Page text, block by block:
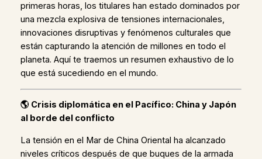
primeras horas, los titulares han estado dominados por
una mezcla explosiva de tensiones internacionales,
innovaciones disruptivas y fenómenos culturales que
están capturando la atención de millones en todo el
planeta. Aquí te traemos un resumen exhaustivo de lo
que está sucediendo en el mundo.
🌎 Crisis diplomática en el Pacífico: China y Japón
al borde del conflicto
La tensión en el Mar de China Oriental ha alcanzado
niveles críticos después de que buques de la armada